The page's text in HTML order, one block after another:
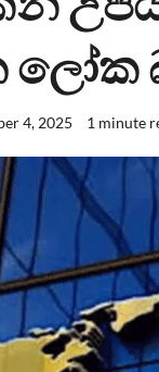
4, 2025 1 minute